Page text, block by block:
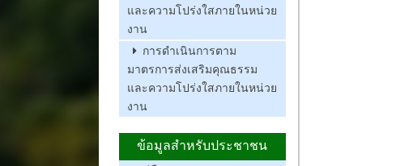
และความโปร่งใสภายในหน่วย
งาน
การดำเนินการตาม
มาตรการส่งเสริมคุณธรรม
และความโปร่งใสภายในหน่วย
งาน
ข้อมูลสำหรับประชาชน